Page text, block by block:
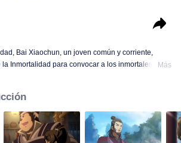
Bai Xiaochun, un joven común y corriente,
Inmortalidad para convocar a los inmortales. Pero
Ven a verlo para llenar tu verano de
Más